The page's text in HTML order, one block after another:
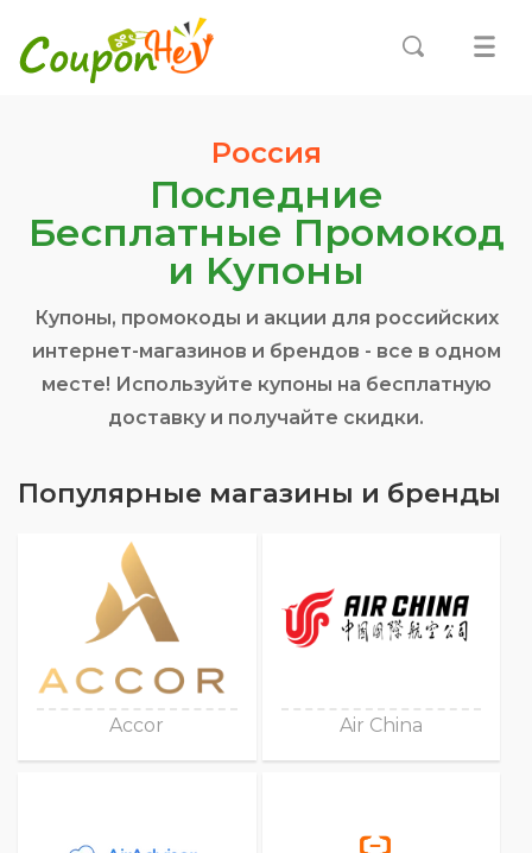
Россия
Последние
Бесплатные Промокод
и Kупоны
Купоны, промокоды и акции для российских
интернет-магазинов и брендов - все в одном
месте! Используйте купоны на бесплатную
доставку и получайте скидки.
Популярные магазины и бренды
Accor Air China